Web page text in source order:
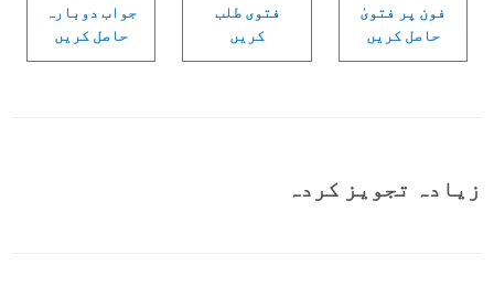
فون پر فتویٰ
حاصل کریں
فتوی طلب
کریں
جواب دوبارہ
حاصل کریں
زیادہ تجویز کردہ